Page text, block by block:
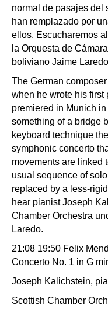
normal de pasajes del
han remplazado por
ellos. Escucharemos
la Orquesta de
boliviano Jaime
The German
when he wrote his first
premiered in Munich
something of a bridge
keyboard technique
symphonic concerto
movements are linked
usual sequence of
replaced by a less-
hear pianist Joseph
Chamber Orchestra
Laredo.
21:08 19:50 Felix
Concerto No. 1 in G
Joseph Kalichstein,
Scottish Chamber